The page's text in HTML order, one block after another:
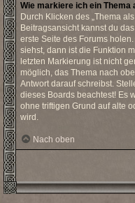
Wie markiere ich ein Thema
Durch Klicken des „Thema
Beitragsansicht kannst du
erste Seite des Forums
siehst, dann ist die Funktion
letzten Markierung ist nicht
möglich, das Thema nach
Antwort darauf schreibst.
dieses Boards beachtest! Es
ohne triftigen Grund auf alte
wird.
Nach oben